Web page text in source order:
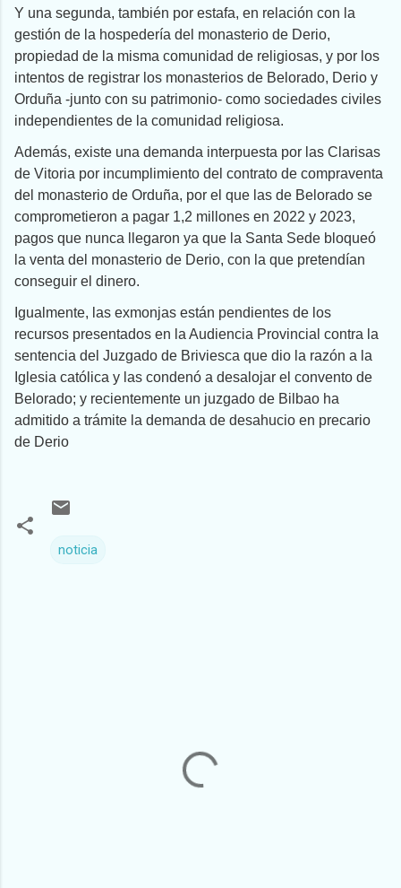
Y una segunda, también por estafa, en relación con la
gestión de la hospedería del monasterio de Derio,
propiedad de la misma comunidad de religiosas, y por los
intentos de registrar los monasterios de Belorado, Derio y
Orduña -junto con su patrimonio- como sociedades civiles
independientes de la comunidad religiosa.
Además, existe una demanda interpuesta por las Clarisas
de Vitoria por incumplimiento del contrato de compraventa
del monasterio de Orduña, por el que las de Belorado se
comprometieron a pagar 1,2 millones en 2022 y 2023,
pagos que nunca llegaron ya que la Santa Sede bloqueó
la venta del monasterio de Derio, con la que pretendían
conseguir el dinero.
Igualmente, las exmonjas están pendientes de los
recursos presentados en la Audiencia Provincial contra la
sentencia del Juzgado de Briviesca que dio la razón a la
Iglesia católica y las condenó a desalojar el convento de
Belorado; y recientemente un juzgado de Bilbao ha
admitido a trámite la demanda de desahucio en precario
de Derio
noticia